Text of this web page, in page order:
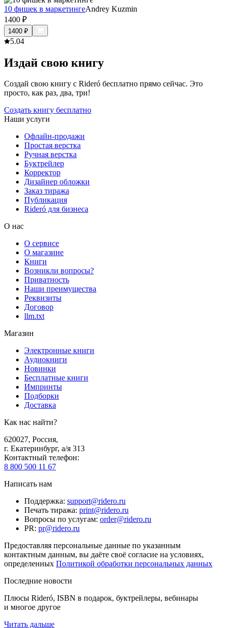
10 фишек в маркетингеAndrey Kuzmin
1400 ₽
1400 ₽
5.04
Издай свою книгу
Создай свою книгу с Rideró бесплатно прямо сейчас. Это
просто, как раз, два, три!
Создать книгу бесплатно
Наши услуги
Офлайн-продажи
Простая верстка
Ручная верстка
Буктрейлер
Корректор
Дизайнер обложки
Заказ тиража
Публикация
Rideró для бизнеса
О нас
О сервисе
О магазине
Книги
Возникли вопросы?
Приватность
Наши преимущества
Реквизиты
Договор
llm.txt
Магазин
Электронные книги
Аудиокниги
Новинки
Бесплатные книги
Импринты
Подборки
Доставка
Как нас найти?
620027, Россия,
г. Екатеринбург, а/я 313
Контактный телефон:
8 800 500 11 67
Написать нам
Поддержка: support@ridero.ru
Печать тиража: print@ridero.ru
Вопросы по услугам: order@ridero.ru
PR: pr@ridero.ru
Предоставляя персональные данные по указанным
контактным данным, вы даёте своё согласие на условиях,
определенных Политикой обработки персональных данных
Последние новости
Плюсы Rideró, ISBN в подарок, буктрейлеры, вебинары
и многое другое
Читать дальше